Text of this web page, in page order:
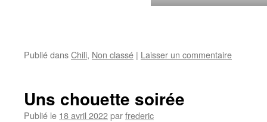
Publié dansChili, Non classé | Laisser un commentaire
Uns chouette soirée
Publié le 18 avril 2022parfrederic